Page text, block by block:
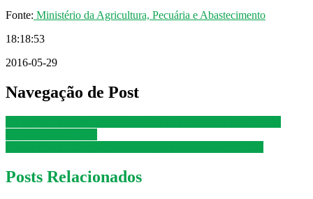
Fonte: Ministério da Agricultura, Pecuária e Abastecimento
18:18:53
2016-05-29
Navegação de Post
Posts Relacionados